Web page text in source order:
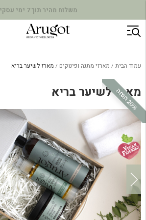
משלוח מהיר תוך 7 ימי עסקים
דילוג
לתוכן
עמוד הבית מארזי מתנה ופינוקים מארז לשיער בריא
2
0
%
ה
נ
ח
ה
מארז לשיער בריא